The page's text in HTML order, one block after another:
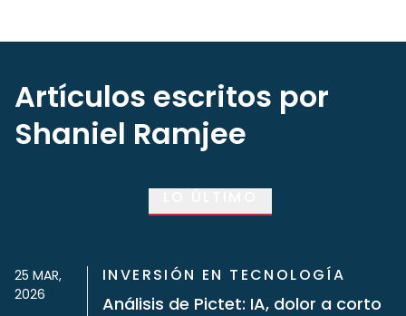
Artículos escritos por
Shaniel Ramjee
25 MAR,
2026
INVERSIÓN EN TECNOLOGÍA
Análisis de Pictet: IA, dolor a corto